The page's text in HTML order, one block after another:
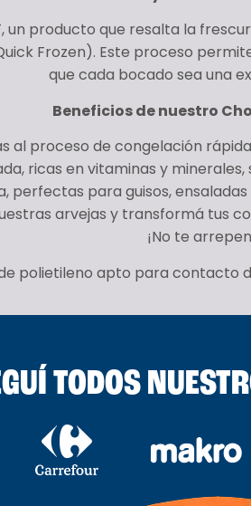
un producto que resalta la
Frozen). Este proceso
que cada bocado sea una
Beneficios de nuestro
al proceso de congelación
ricas en vitaminas y
perfectas para guisos,
arvejas y transformá tus
¡No te
polietileno apto para contacto
TODOS